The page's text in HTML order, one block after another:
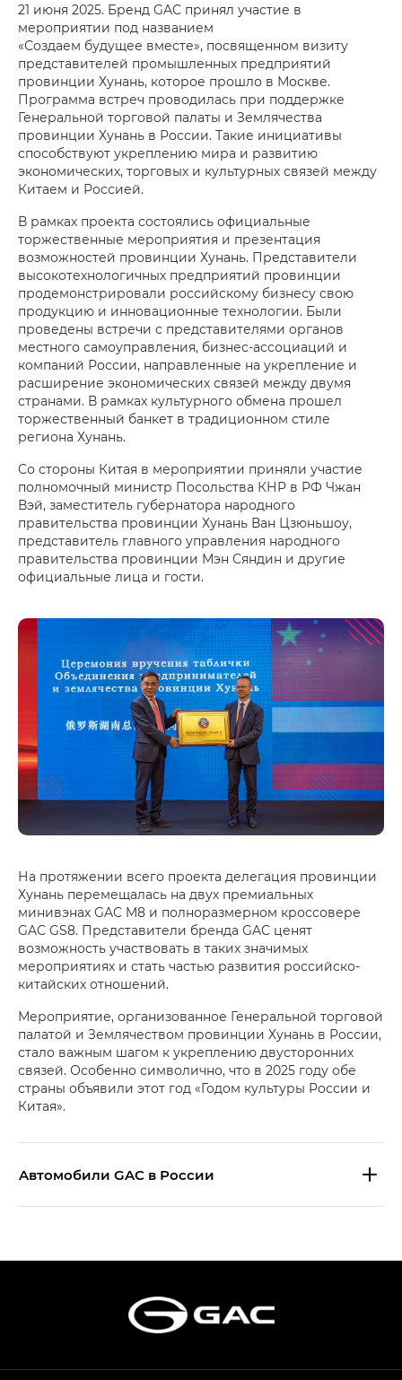
21 июня 2025. Бренд GAC принял участие в
мероприятии под названием
«Создаем будущее вместе», посвященном визиту
представителей промышленных предприятий
провинции Хунань, которое прошло в Москве.
Программа встреч проводилась при поддержке
Генеральной торговой палаты и Землячества
провинции Хунань в России. Такие инициативы
способствуют укреплению мира и развитию
экономических, торговых и культурных связей между
Китаем и Россией.
В рамках проекта состоялись официальные
торжественные мероприятия и презентация
возможностей провинции Хунань. Представители
высокотехнологичных предприятий провинции
продемонстрировали российскому бизнесу свою
продукцию и инновационные технологии. Были
проведены встречи с представителями органов
местного самоуправления, бизнес-ассоциаций и
компаний России, направленные на укрепление и
расширение экономических связей между двумя
странами. В рамках культурного обмена прошел
торжественный банкет в традиционном стиле
региона Хунань.
Со стороны Китая в мероприятии приняли участие
полномочный министр Посольства КНР в РФ Чжан
Вэй, заместитель губернатора народного
правительства провинции Хунань Ван Цзюньшоу,
представитель главного управления народного
правительства провинции Мэн Сяндин и другие
официальные лица и гости.
На протяжении всего проекта делегация провинции
Хунань перемещалась на двух премиальных
минивэнах GAC M8 и полноразмерном кроссовере
GAC GS8. Представители бренда GAC ценят
возможность участвовать в таких значимых
мероприятиях и стать частью развития российско-
китайских отношений.
Мероприятие, организованное Генеральной торговой
палатой и Землячеством провинции Хунань в России,
стало важным шагом к укреплению двусторонних
связей. Особенно символично, что в 2025 году обе
страны объявили этот год «Годом культуры России и
Китая».
Aвтомобили GAC в России
Эс Икс ПРЕМИУМ — SX PREMIUM
S7 — Эс 7 (S7) в комплектациях
Эс Икс ПРЕМИУМ — SX PREMIUM, Эс Тэ — ST
в комплектации Экс ПРЕМИУМ — EX PREMIUM